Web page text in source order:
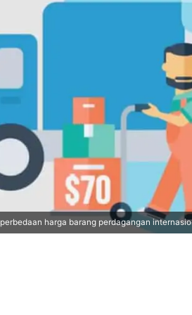
perbedaan harga barang perdagangan